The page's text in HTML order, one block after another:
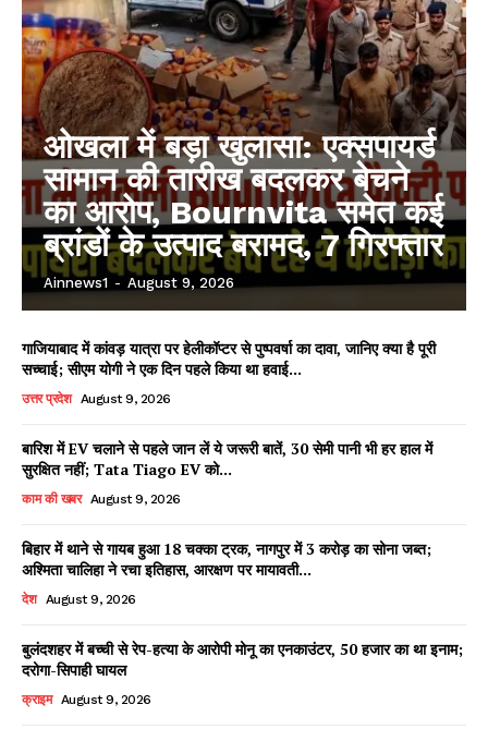
Facebook
X WhatsApp
Share
Read Latest News on AIN
ओखला में बड़ा खुलासा: एक्सपायर्ड
सामान की तारीख बदलकर बेचने
का आरोप, Bournvita समेत कई
ब्रांडों के उत्पाद बरामद, 7 गिरफ्तार
Ainnews1 - August 9, 2026
गाजियाबाद में कांवड़ यात्रा पर हेलीकॉप्टर से पुष्पवर्षा का दावा, जानिए क्या है पूरी
सच्चाई; सीएम योगी ने एक दिन पहले किया था हवाई...
उत्तर प्रदेश August 9, 2026
बारिश में EV चलाने से पहले जान लें ये जरूरी बातें, 30 सेमी पानी भी हर हाल में
सुरक्षित नहीं; Tata Tiago EV को...
काम की खबर August 9, 2026
बिहार में थाने से गायब हुआ 18 चक्का ट्रक, नागपुर में 3 करोड़ का सोना जब्त;
अश्मिता चालिहा ने रचा इतिहास, आरक्षण पर मायावती...
देश August 9, 2026
बुलंदशहर में बच्ची से रेप-हत्या के आरोपी मोनू का एनकाउंटर, 50 हजार का था इनाम;
दरोगा-सिपाही घायल
क्राइम August 9, 2026